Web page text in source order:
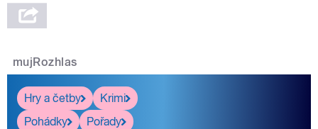
mujRozhlas
Hry a četby
Krimi
Pohádky
Pořady